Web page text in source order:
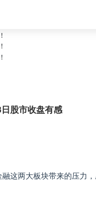
股市收盘有感
这两大板块带来的压力